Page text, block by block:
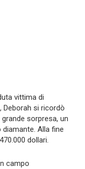
vittima di
si ricordò
sorpresa, un
Alla fine
dollari.
campo